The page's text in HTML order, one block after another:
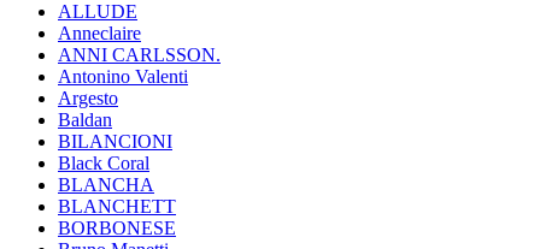
ALLUDE
Anneclaire
ANNI CARLSSON.
Antonino Valenti
Argesto
Baldan
BILANCIONI
Black Coral
BLANCHA
BLANCHETT
BORBONESE